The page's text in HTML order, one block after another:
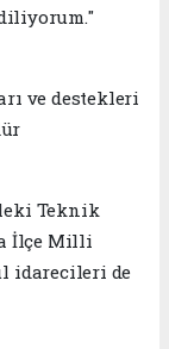
ve destekleri
Teknik
İlçe Milli
idarecileri de